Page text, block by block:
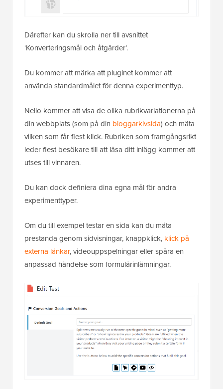
Därefter kan du skrolla ner till avsnittet
‘Konverteringsmål och åtgärder’.
Du kommer att märka att pluginet kommer att
använda standardmålet för denna experimenttyp.
Nelio kommer att visa de olika rubrikvariationerna på
din webbplats (som på din bloggarkivsida) och mäta
vilken som får flest klick. Rubriken som framgångsrikt
leder flest besökare till att läsa ditt inlägg kommer att
utses till vinnaren.
Du kan dock definiera dina egna mål för andra
experimenttyper.
Om du till exempel testar en sida kan du mäta
prestanda genom sidvisningar, knappklick, klick på
externa länkar, videouppspelningar eller spåra en
anpassad händelse som formulärinlämningar.